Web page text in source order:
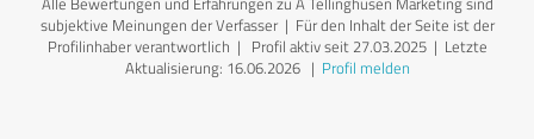
subjektive Meinungen der Verfasser | Für den Inhalt der Seite ist der
Profilinhaber verantwortlich | Profil aktiv seit 27.03.2025 | Letzte
Aktualisierung: 16.06.2026| Profil melden